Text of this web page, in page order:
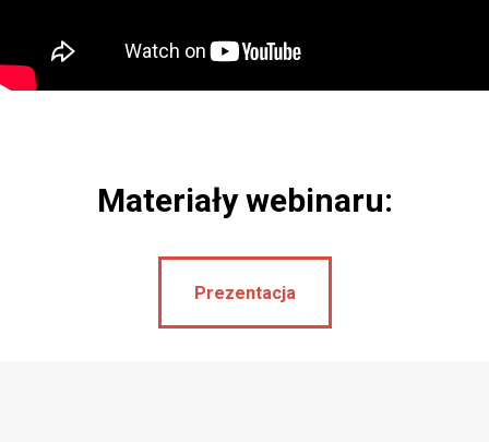
Materiały webinaru:
Prezentacja